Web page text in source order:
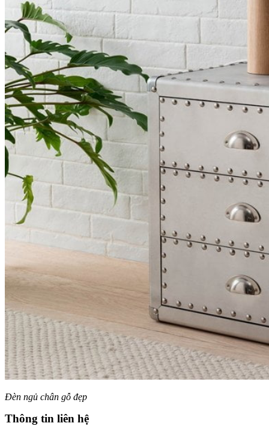
Đèn ngủ chân gỗ đẹp
Thông tin liên hệ